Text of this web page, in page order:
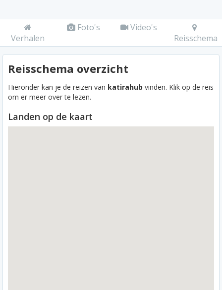
Verhalen
Foto's
Video's
Reisschema
Reisschema overzicht
Hieronder kan je de reizen van katirahub vinden. Klik op de reis
om er meer over te lezen.
Landen op de kaart